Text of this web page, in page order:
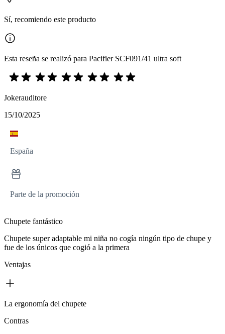
Sí, recomiendo este producto
Esta reseña se realizó para Pacifier SCF091/41 ultra soft
Jokerauditore
15/10/2025
España
Parte de la promoción
Chupete fantástico
Chupete super adaptable mi niña no cogía ningún tipo de chupe y
fue de los únicos que cogió a la primera
Ventajas
La ergonomía del chupete
Contras